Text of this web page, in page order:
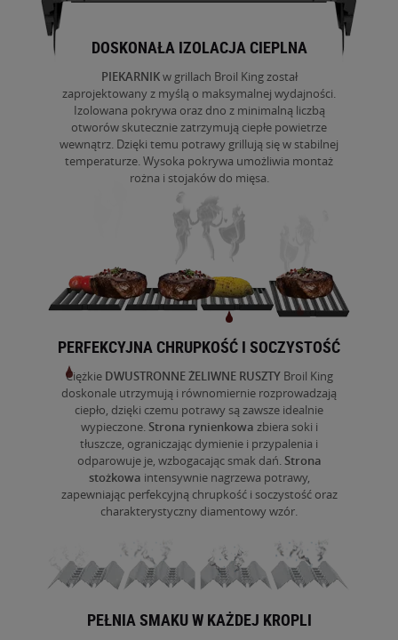
DOSKONAŁA IZOLACJA CIEPLNA
PIEKARNIKw grillach Broil King został
zaprojektowany z myślą o maksymalnej wydajności.
Izolowana pokrywa oraz dno z minimalną liczbą
otworów skutecznie zatrzymują ciepłe powietrze
wewnątrz. Dzięki temu potrawy grillują się w stabilnej
temperaturze. Wysoka pokrywa umożliwia montaż
rożna i stojaków do mięsa.
PERFEKCYJNA CHRUPKOŚĆ I SOCZYSTOŚĆ
Ciężkie DWUSTRONNE ŻELIWNE RUSZTY Broil King
doskonale utrzymują i równomiernie rozprowadzają
ciepło, dzięki czemu potrawy są zawsze idealnie
wypieczone. Strona rynienkowa zbiera soki i
tłuszcze, ograniczając dymienie i przypalenia i
odparowuje je, wzbogacając smak dań. Strona
stożkowa intensywnie nagrzewa potrawy,
zapewniając perfekcyjną chrupkość i soczystość oraz
charakterystyczny diamentowy wzór.
PEŁNIA SMAKU W KAŻDEJ KROPLI